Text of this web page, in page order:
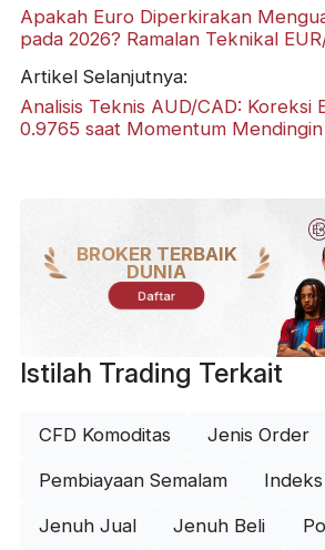
Apakah Euro Diperkirakan
pada 2026? Ramalan Teknikal
Artikel Selanjutnya:
Analisis Teknis AUD/CAD: Koreksi
0.9765 saat Momentum Mendingin
BROKER TERBAIK
DUNIA
Daftar
Istilah Trading Terkait
CFD Komoditas Jenis Order
Pembiayaan Semalam
Jenuh Jual Jenuh Beli